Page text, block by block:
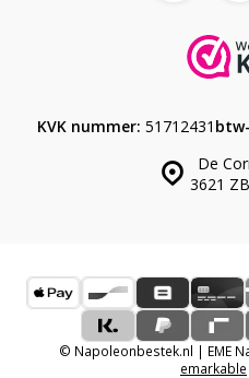
De
3621
KVK nummer: 51712431
© Napoleonbestek.nl | EME
emarkable